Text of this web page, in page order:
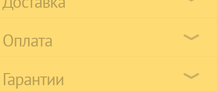
Оплата
Гарантии